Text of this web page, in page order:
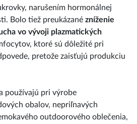
narušením hormonálnej
Bolo tiež preukázané zníženie
vo vývoji plazmatických
ktoré sú dôležité pri
pretože zaisťujú produkciu
používajú pri výrobe
obalov, nepriľnavých
outdoorového oblečenia,